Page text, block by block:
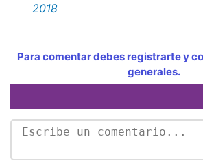
2018
Para comentar debes registrarte y
generales.